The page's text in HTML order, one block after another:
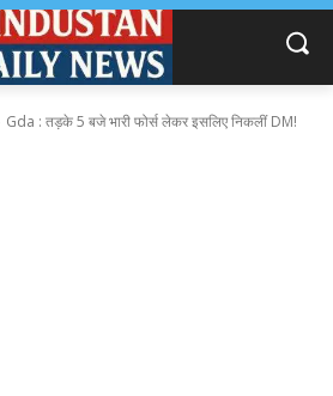
Gda : तड़के 5 बजे भारी फोर्स लेकर इसलिए निकलीं DM!